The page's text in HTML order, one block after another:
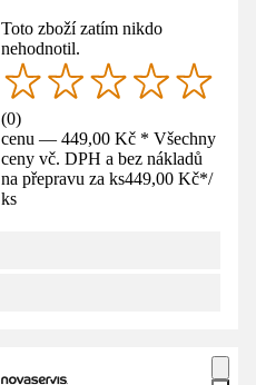
Toto zboží zatím nikdo
nehodnotil.
(0)
cenu — 449,00 Kč * Všechny
ceny vč. DPH a bez nákladů
na přepravu za ks449,00 Kč*/
ks